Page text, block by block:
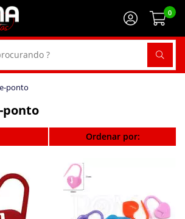
0
ponto
ponto
Ordenar por: